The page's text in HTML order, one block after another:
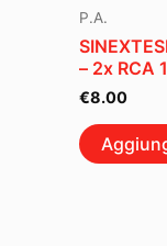
P.A.
– 2x RCA
€8.00